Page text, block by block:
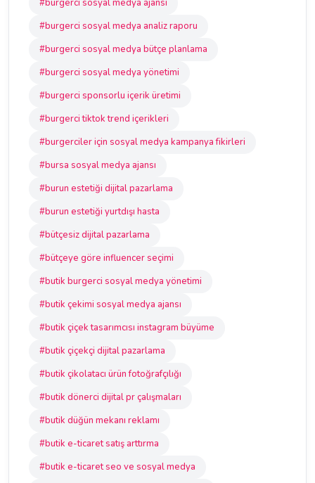
#burgerci sosyal medya ajansı
#burgerci sosyal medya analiz raporu
#burgerci sosyal medya bütçe planlama
#burgerci sosyal medya yönetimi
#burgerci sponsorlu içerik üretimi
#burgerci tiktok trend içerikleri
#burgerciler için sosyal medya kampanya fikirleri
#bursa sosyal medya ajansı
#burun estetiği dijital pazarlama
#burun estetiği yurtdışı hasta
#bütçesiz dijital pazarlama
#bütçeye göre influencer seçimi
#butik burgerci sosyal medya yönetimi
#butik çekimi sosyal medya ajansı
#butik çiçek tasarımcısı instagram büyüme
#butik çiçekçi dijital pazarlama
#butik çikolatacı ürün fotoğrafçılığı
#butik dönerci dijital pr çalışmaları
#butik düğün mekanı reklamı
#butik e-ticaret satış arttırma
#butik e-ticaret seo ve sosyal medya